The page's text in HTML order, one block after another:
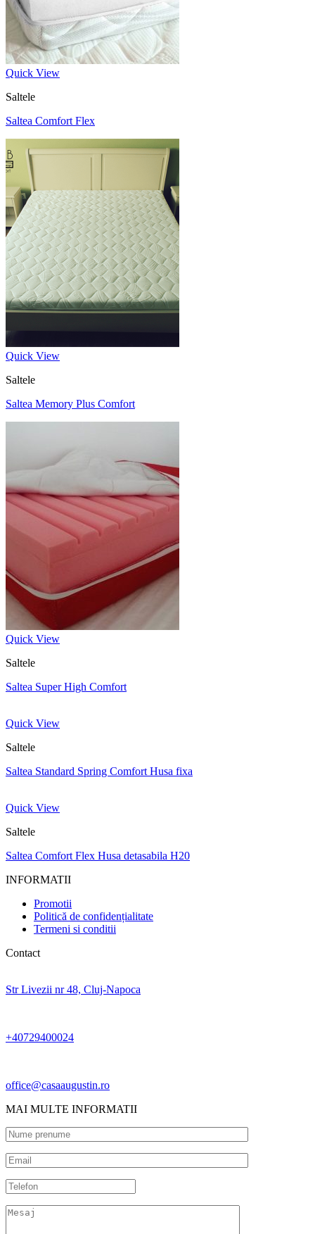
Quick View
Saltele
Saltea Comfort Flex
Quick View
Saltele
Saltea Memory Plus Comfort
Quick View
Saltele
Saltea Super High Comfort
Quick View
Saltele
Saltea Standard Spring Comfort Husa fixa
Quick View
Saltele
Saltea Comfort Flex Husa detasabila H20
INFORMATII
Promotii
Politică de confidențialitate
Termeni si conditii
Contact
Str Livezii nr 48, Cluj-Napoca
+40729400024
office@casaaugustin.ro
MAI MULTE INFORMATII